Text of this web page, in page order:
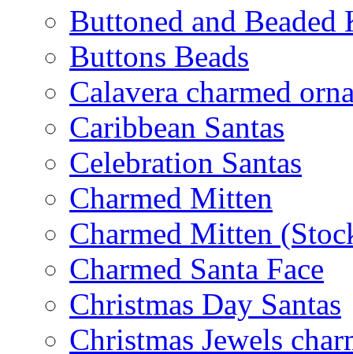
Buttoned and Beaded
Buttons Beads
Calavera charmed
Caribbean Santas
Celebration Santas
Charmed Mitten
Charmed Mitten
Charmed Santa Face
Christmas Day Santas
Christmas Jewels